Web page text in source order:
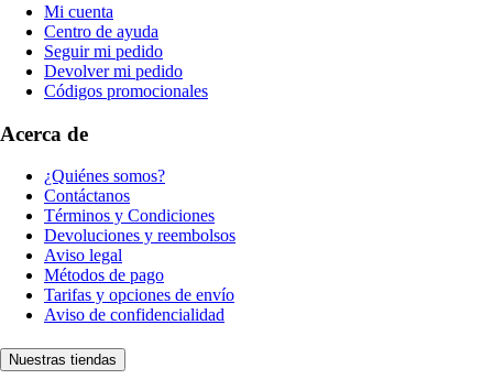
Mi cuenta
Centro de ayuda
Seguir mi pedido
Devolver mi pedido
Códigos promocionales
Acerca de
¿Quiénes somos?
Contáctanos
Términos y Condiciones
Devoluciones y reembolsos
Aviso legal
Métodos de pago
Tarifas y opciones de envío
Aviso de confidencialidad
Nuestras tiendas